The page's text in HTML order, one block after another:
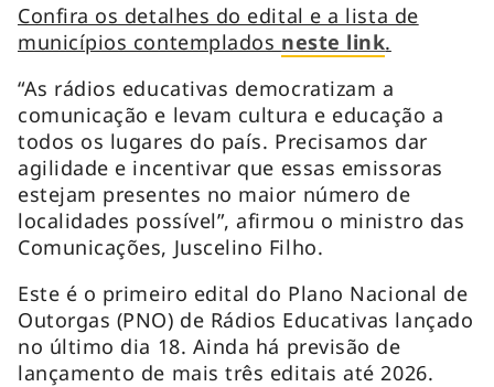
Confira os detalhes do edital e a lista de
municípios contemplados neste link.
“As rádios educativas democratizam a
comunicação e levam cultura e educação a
todos os lugares do país. Precisamos dar
agilidade e incentivar que essas emissoras
estejam presentes no maior número de
localidades possível”, afirmou o ministro das
Comunicações, Juscelino Filho.
Este é o primeiro edital do Plano Nacional de
Outorgas (PNO) de Rádios Educativas lançado
no último dia 18. Ainda há previsão de
lançamento de mais três editais até 2026.